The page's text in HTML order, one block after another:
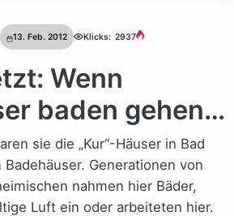
13. Feb. 2012 Klicks: 2937
Wenn
baden gehen…
sie die „Kur“-Häuser in Bad
Generationen von
nahmen hier Bäder,
Luft ein oder arbeiteten hier.